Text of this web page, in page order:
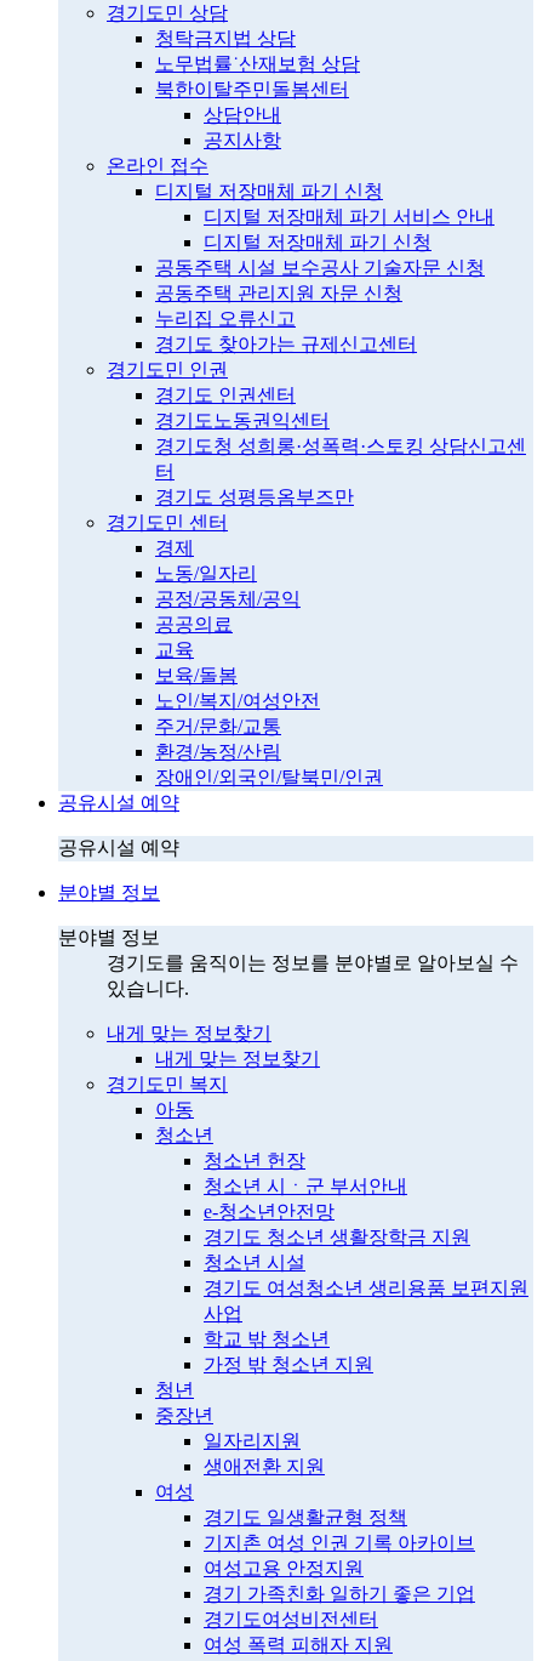
경기도민 상담
청탁금지법 상담
노무법률˙산재보험 상담
북한이탈주민돌봄센터
상담안내
공지사항
온라인 접수
디지털 저장매체 파기 신청
디지털 저장매체 파기 서비스 안내
디지털 저장매체 파기 신청
공동주택 시설 보수공사 기술자문 신청
공동주택 관리지원 자문 신청
누리집 오류신고
경기도 찾아가는 규제신고센터
경기도민 인권
경기도 인권센터
경기도노동권익센터
경기도청 성희롱·성폭력·스토킹 상담신고센
터
경기도 성평등옴부즈만
경기도민 센터
경제
노동/일자리
공정/공동체/공익
공공의료
교육
보육/돌봄
노인/복지/여성안전
주거/문화/교통
환경/농정/산림
장애인/외국인/탈북민/인권
공유시설 예약
공유시설 예약
분야별 정보
분야별 정보
경기도를 움직이는 정보를 분야별로 알아보실 수
있습니다.
내게 맞는 정보찾기
내게 맞는 정보찾기
경기도민 복지
아동
청소년
청소년 헌장
청소년 시ㆍ군 부서안내
e-청소년안전망
경기도 청소년 생활장학금 지원
청소년 시설
경기도 여성청소년 생리용품 보편지원
사업
학교 밖 청소년
가정 밖 청소년 지원
청년
중장년
일자리지원
생애전환 지원
여성
경기도 일생활균형 정책
기지촌 여성 인권 기록 아카이브
여성고용 안정지원
경기 가족친화 일하기 좋은 기업
경기도여성비전센터
여성 폭력 피해자 지원